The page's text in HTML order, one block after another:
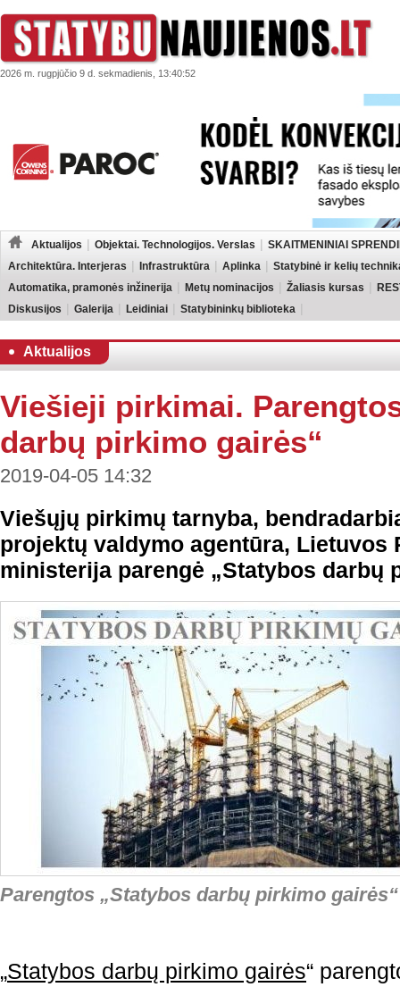
2026 m. rugpjūčio 9 d. sekmadienis, 13:40:52
Aktualijos Objektai. Technologijos. Verslas
SKAITMENINIAI
Architektūra. Interjeras
Infrastruktūra Aplinka
Statybinė ir kelių
Automatika, pramonės inžinerija
Metų nominacijos Žaliasis kursas
Diskusijos
Galerija Leidiniai Statybininkų biblioteka
Aktualijos
Viešieji pirkimai.
darbų pirkimo gairės“
2019-04-05 14:32
Viešųjų pirkimų tarnyba,
projektų valdymo agentūra, Lietuvos
ministerija parengė „Statybos darbų
Parengtos „Statybos darbų pirkimo gairės“
„Statybos darbų pirkimo gairės“